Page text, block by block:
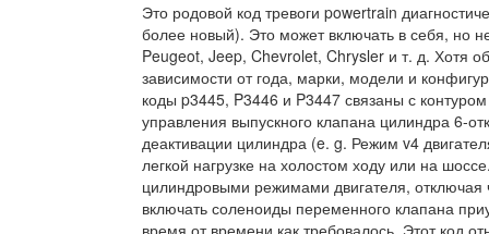
Это родовой код тревоги powertrain
более новый). Это может включать в себя, но
Peugeot, Jeep, Chevrolet, Chrysler и т. д. Хотя
зависимости от года, марки, модели и
коды p3445, P3446 и P3447 связаны с
управления выпускного клапана цилиндра 6-
деактивации цилиндра (e. g. Режим v4
легкой нагрузке на холостом ходу или на
цилиндровыми режимами двигателя,
включать соленоиды переменного клапана
время от времени как требовалось. Этот код